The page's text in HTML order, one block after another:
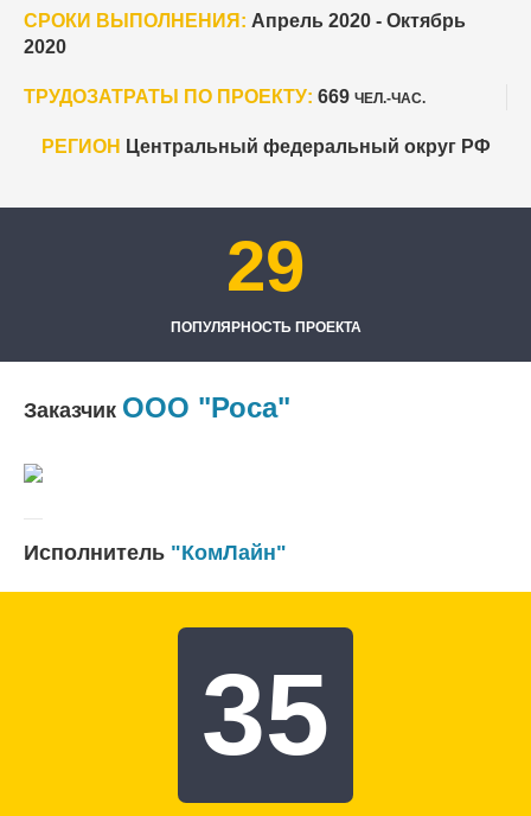
СРОКИ ВЫПОЛНЕНИЯ: Апрель 2020 - Октябрь
2020
ТРУДОЗАТРАТЫ ПО ПРОЕКТУ: 669 ЧЕЛ.-ЧАС.
РЕГИОН Центральный федеральный округ РФ
29
ПОПУЛЯРНОСТЬ ПРОЕКТА
Заказчик ООО "Роса"
Исполнитель "КомЛайн"
35